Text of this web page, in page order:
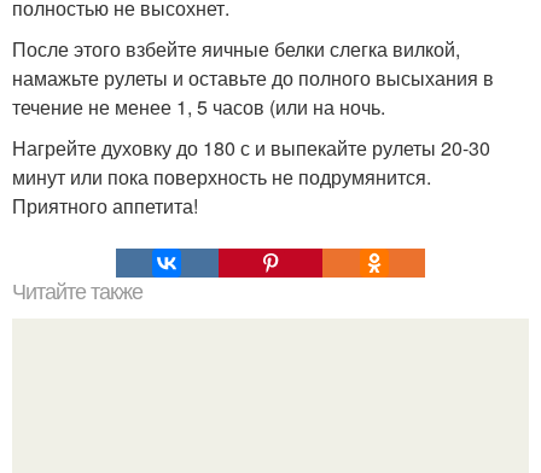
полностью не высохнет.
После этого взбейте яичные белки слегка вилкой,
намажьте рулеты и оставьте до полного высыхания в
течение не менее 1, 5 часов (или на ночь.
Нагрейте духовку до 180 с и выпекайте рулеты 20-30
минут или пока поверхность не подрумянится.
Приятного аппетита!
Читайте также